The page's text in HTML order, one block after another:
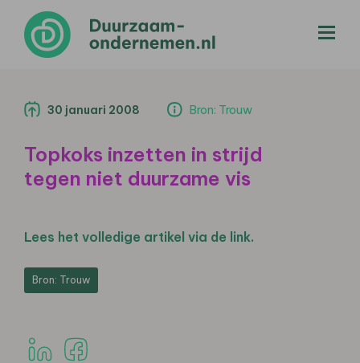
30 januari 2008 Bron: Trouw
Topkoks inzetten in strijd
tegen niet duurzame vis
Lees het volledige artikel via de link.
Bron: Trouw